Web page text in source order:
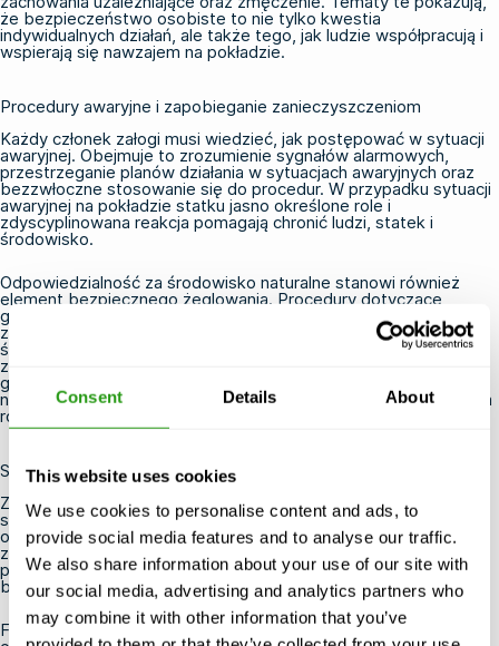
Consent Details About
This website uses cookies
We use cookies to personalise content and ads, to
provide social media features and to analyse our traffic.
We also share information about your use of our site with
our social media, advertising and analytics partners who
may combine it with other information that you’ve
że bezpieczeństwo osobiste to nie tylko kwestia
indywidualnych działań, ale także tego, jak ludzie współpracują i
wspierają się nawzajem na pokładzie.
Procedury awaryjne i zapobieganie zanieczyszczeniom
Każdy członek załogi musi wiedzieć, jak postępować w sytuacji
awaryjnej. Obejmuje to zrozumienie sygnałów alarmowych,
przestrzeganie planów działania w sytuacjach awaryjnych oraz
bezzwłoczne stosowanie się do procedur. W przypadku sytuacji
awaryjnej na pokładzie statku jasno określone role i
zdyscyplinowana reakcja pomagają chronić ludzi, statek i
środowisko.
Odpowiedzialność za środowisko naturalne stanowi również
element bezpiecznego żeglowania. Procedury dotyczące
gospodarowania odpadami, usuwania ropy naftowej oraz
zapobiegania zanieczyszczeniom ograniczają ryzyko szkód dla
środowiska morskiego. Kurs FMTC PSSR obejmuje zagadnienia
związane z zapobieganiem zanieczyszczeniom, planami
gospodarowania odpadami na statkach, usuwaniem ropy
naftowej oraz planami awaryjnymi na wypadek zanieczyszczenia
ropą naftową na pokładzie statku.
Szkolenie zapewniające bezpieczniejszy start na morzu
Zarówno dla nowych, jak i powracających członków załogi
statków kurs STCW PSSR stanowi praktyczną podstawę do
odpowiedzialnej pracy na pokładzie. Pomaga uczestnikom
zrozumieć, czego się od nich oczekuje, jak komunikować się z
pozostałymi członkami załogi oraz jak przestrzegać zasad
bezpieczeństwa podczas codziennych czynności.
FMTC oferuje kurs „Bezpieczeństwo osobiste i